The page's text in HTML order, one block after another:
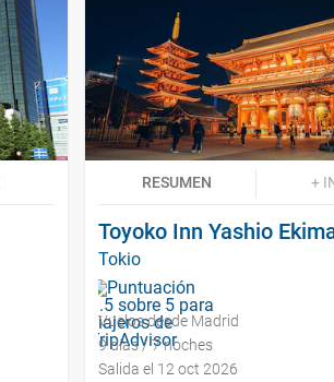
RESUMEN +
Toyoko Inn Yashio
Tokio
Vuelos desde Madrid
9 días / 7 noches
Salida el 12 oct 2026